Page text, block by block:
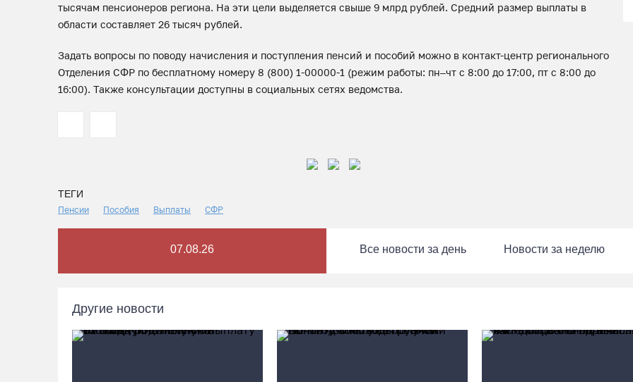
тысячам пенсионеров региона. На эти цели выделяется свыше 9 млрд рублей. Средний размер выплаты в
области составляет 26 тысяч рублей.
Задать вопросы по поводу начисления и поступления пенсий и пособий можно в контакт-центр регионального
Отделения СФР по бесплатному номеру 8 (800) 1-00000-1 (режим работы: пн–чт с 8:00 до 17:00, пт с 8:00 до
16:00). Также консультации доступны в социальных сетях ведомства.
ТЕГИ
Пенсии Пособия Выплаты СФР
07.08.26 Все новости за день Новости за неделю
Другие новости